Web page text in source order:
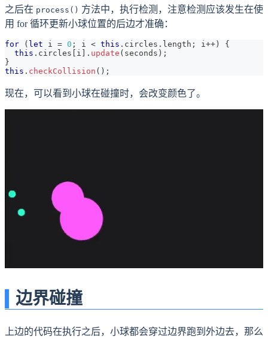
之后在 process() 方法中，执行检测，注意检测应该发生在使
用 for 循环更新小球位置的后边才准确：
for ( let i = 0 ; i < this . circles . length ; i++ )
{
this . circles i . update ( seconds ) ;
}
this . checkCollision ( ) ;
现在，可以看到小球在碰撞时，会改变颜色了。
边界碰撞
上边的代码在执行之后，小球都会穿过边界跑到外边去，那么